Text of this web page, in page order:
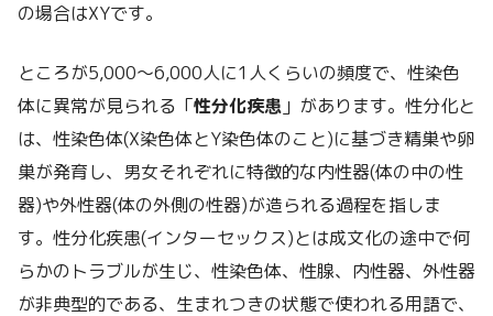
の場合はXYです。
ところが5,000〜6,000人に1人くらいの頻度で、性染色
体に異常が見られる「性分化疾患 」があります。性分化と
は、性染色体(X染色体とY染色体のこと)に基づき精巣や卵
巣が発育し、男女それぞれに特徴的な内性器(体の中の性
器)や外性器(体の外側の性器)が造られる過程を指しま
す。性分化疾患(インターセックス)とは成文化の途中で何
らかのトラブルが生じ、性染色体、性腺、内性器、外性器
が非典型的である、生まれつきの状態で使われる用語で、